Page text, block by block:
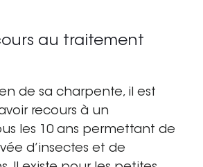
au traitement
de sa charpente,il est
recours à un
les 10 ans permettant de
d’insectes et de